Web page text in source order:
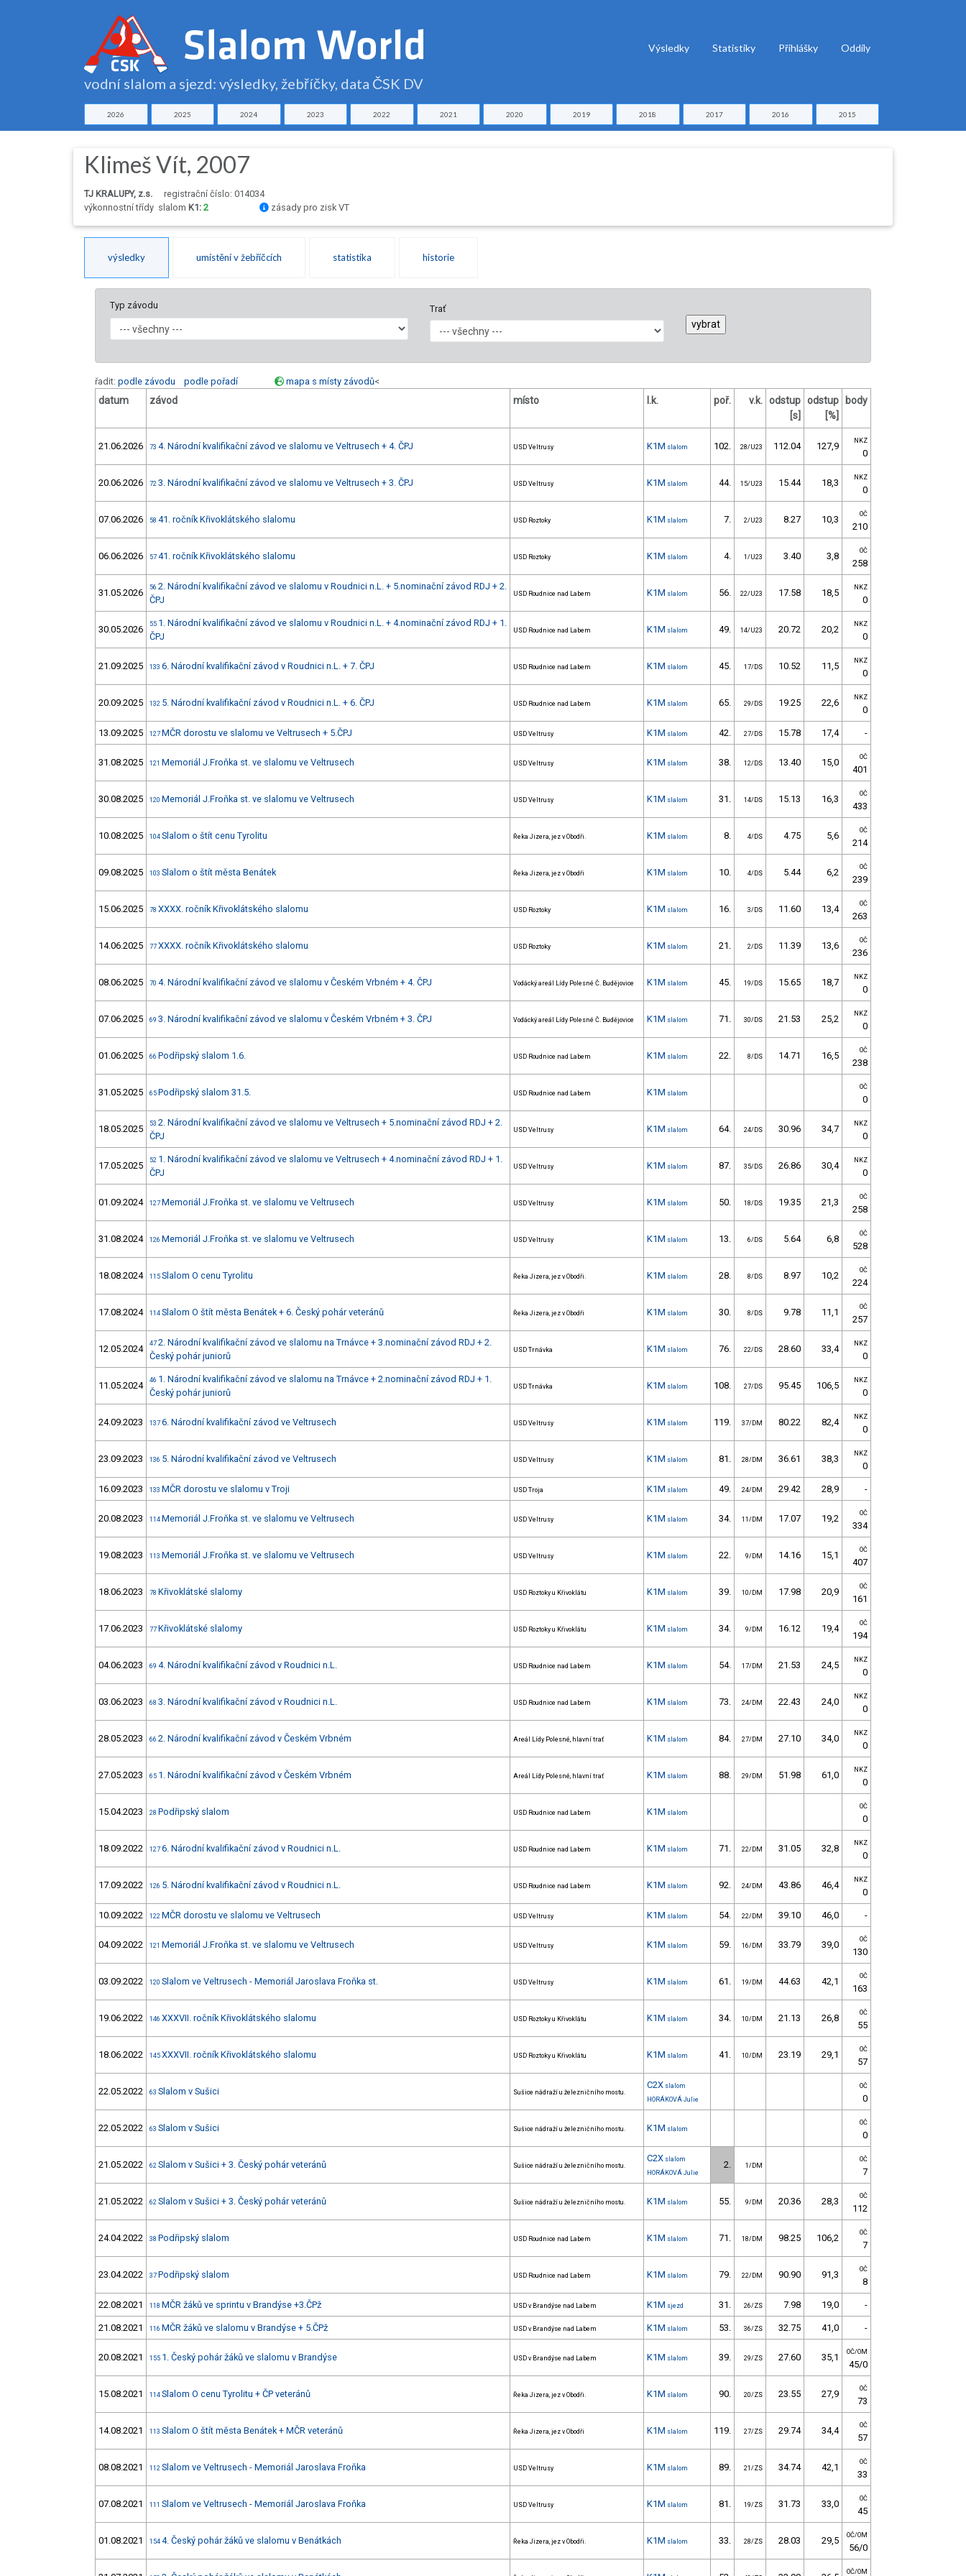
vodní slalom a sjezd: výsledky, žebříčky, data ČSK DV
Výsledky Statistiky Přihlášky Oddíly
2026 2025 2024 2023 2022 2021 2020 2019 2018 2017 2016 2015
Klimeš Vít, 2007
TJ KRALUPY, z.s.
registrační číslo: 014034
výkonnostní třídy slalom K1: 2 zásady pro zisk VT
výsledky umístění v žebříčcích statistika historie
Typ závodu Trať
řadit: podle závodu podle pořadí mapa s místy závodů<
datum závod místo l.k. poř. v.k. odstup
[s]
odstup
[%]
body
21.06.2026 73 4. Národní kvalifikační závod ve slalomu ve Veltrusech + 4. ČPJ USD Veltrusy K1M slalom 102. 28/U23 112.04 127,9 NKZ
0
20.06.2026 72 3. Národní kvalifikační závod ve slalomu ve Veltrusech + 3. ČPJ USD Veltrusy K1M slalom 44. 15/U23 15.44 18,3 NKZ
0
07.06.2026 58 41. ročník Křivoklátského slalomu USD Roztoky K1M slalom 7. 2/U23 8.27 10,3 OČ
210
06.06.2026 57 41. ročník Křivoklátského slalomu USD Roztoky K1M slalom 4. 1/U23 3.40 3,8 OČ
258
31.05.2026 56 2. Národní kvalifikační závod ve slalomu v Roudnici n.L. + 5.nominační závod RDJ + 2.
ČPJ
USD Roudnice nad Labem K1M slalom 56. 22/U23 17.58 18,5 NKZ
0
30.05.2026 55 1. Národní kvalifikační závod ve slalomu v Roudnici n.L. + 4.nominační závod RDJ + 1.
ČPJ
USD Roudnice nad Labem K1M slalom 49. 14/U23 20.72 20,2 NKZ
0
21.09.2025 133 6. Národní kvalifikační závod v Roudnici n.L. + 7. ČPJ USD Roudnice nad Labem K1M slalom 45. 17/DS 10.52 11,5 NKZ
0
20.09.2025 132 5. Národní kvalifikační závod v Roudnici n.L. + 6. ČPJ USD Roudnice nad Labem K1M slalom 65. 29/DS 19.25 22,6 NKZ
0
13.09.2025 127 MČR dorostu ve slalomu ve Veltrusech + 5.ČPJ USD Veltrusy K1M slalom 42. 27/DS 15.78 17,4 -
31.08.2025 121 Memoriál J.Froňka st. ve slalomu ve Veltrusech USD Veltrusy K1M slalom 38. 12/DS 13.40 15,0 OČ
401
30.08.2025 120 Memoriál J.Froňka st. ve slalomu ve Veltrusech USD Veltrusy K1M slalom 31. 14/DS 15.13 16,3 OČ
433
10.08.2025 104 Slalom o štít cenu Tyrolitu Řeka Jizera, jez v Obodři. K1M slalom 8. 4/DS 4.75 5,6 OČ
214
09.08.2025 103 Slalom o štít města Benátek Řeka Jizera, jez v Obodři K1M slalom 10. 4/DS 5.44 6,2 OČ
239
15.06.2025 78 XXXX. ročník Křivoklátského slalomu USD Roztoky K1M slalom 16. 3/DS 11.60 13,4 OČ
263
14.06.2025 77 XXXX. ročník Křivoklátského slalomu USD Roztoky K1M slalom 21. 2/DS 11.39 13,6 OČ
236
08.06.2025 70 4. Národní kvalifikační závod ve slalomu v Českém Vrbném + 4. ČPJ Vodácký areál Lídy Polesné Č. Budějovice K1M slalom 45. 19/DS 15.65 18,7 NKZ
0
07.06.2025 69 3. Národní kvalifikační závod ve slalomu v Českém Vrbném + 3. ČPJ Vodácký areál Lídy Polesné Č. Budějovice K1M slalom 71. 30/DS 21.53 25,2 NKZ
0
01.06.2025 66 Podřipský slalom 1.6. USD Roudnice nad Labem K1M slalom 22. 8/DS 14.71 16,5 OČ
238
31.05.2025 65 Podřipský slalom 31.5. USD Roudnice nad Labem K1M slalom
OČ
0
18.05.2025 53 2. Národní kvalifikační závod ve slalomu ve Veltrusech + 5.nominační závod RDJ + 2.
ČPJ
USD Veltrusy K1M slalom 64. 24/DS 30.96 34,7 NKZ
0
17.05.2025 52 1. Národní kvalifikační závod ve slalomu ve Veltrusech + 4.nominační závod RDJ + 1.
ČPJ
USD Veltrusy K1M slalom 87. 35/DS 26.86 30,4 NKZ
0
01.09.2024 127 Memoriál J.Froňka st. ve slalomu ve Veltrusech USD Veltrusy K1M slalom 50. 18/DS 19.35 21,3 OČ
258
31.08.2024 126 Memoriál J.Froňka st. ve slalomu ve Veltrusech USD Veltrusy K1M slalom 13. 6/DS 5.64 6,8 OČ
528
18.08.2024 115 Slalom O cenu Tyrolitu Řeka Jizera, jez v Obodři. K1M slalom 28. 8/DS 8.97 10,2 OČ
224
17.08.2024 114 Slalom O štít města Benátek + 6. Český pohár veteránů Řeka Jizera, jez v Obodři K1M slalom 30. 8/DS 9.78 11,1 OČ
257
12.05.2024 47 2. Národní kvalifikační závod ve slalomu na Trnávce + 3.nominační závod RDJ + 2.
Český pohár juniorů
USD Trnávka K1M slalom 76. 22/DS 28.60 33,4 NKZ
0
11.05.2024 46 1. Národní kvalifikační závod ve slalomu na Trnávce + 2.nominační závod RDJ + 1.
Český pohár juniorů
USD Trnávka K1M slalom 108. 27/DS 95.45 106,5 NKZ
0
24.09.2023 137 6. Národní kvalifikační závod ve Veltrusech USD Veltrusy K1M slalom 119. 37/DM 80.22 82,4 NKZ
0
23.09.2023 136 5. Národní kvalifikační závod ve Veltrusech USD Veltrusy K1M slalom 81. 28/DM 36.61 38,3 NKZ
0
16.09.2023 133 MČR dorostu ve slalomu v Troji USD Troja K1M slalom 49. 24/DM 29.42 28,9 -
20.08.2023 114 Memoriál J.Froňka st. ve slalomu ve Veltrusech USD Veltrusy K1M slalom 34. 11/DM 17.07 19,2 OČ
334
19.08.2023 113 Memoriál J.Froňka st. ve slalomu ve Veltrusech USD Veltrusy K1M slalom 22. 9/DM 14.16 15,1 OČ
407
18.06.2023 78 Křivoklátské slalomy USD Roztoky u Křivoklátu K1M slalom 39. 10/DM 17.98 20,9 OČ
161
17.06.2023 77 Křivoklátské slalomy USD Roztoky u Křivoklátu K1M slalom 34. 9/DM 16.12 19,4 OČ
194
04.06.2023 69 4. Národní kvalifikační závod v Roudnici n.L. USD Roudnice nad Labem K1M slalom 54. 17/DM 21.53 24,5 NKZ
0
03.06.2023 68 3. Národní kvalifikační závod v Roudnici n.L. USD Roudnice nad Labem K1M slalom 73. 24/DM 22.43 24,0 NKZ
0
28.05.2023 66 2. Národní kvalifikační závod v Českém Vrbném Areál Lídy Polesné, hlavní trať K1M slalom 84. 27/DM 27.10 34,0 NKZ
0
27.05.2023 65 1. Národní kvalifikační závod v Českém Vrbném Areál Lídy Polesné, hlavní trať K1M slalom 88. 29/DM 51.98 61,0 NKZ
0
15.04.2023 28 Podřipský slalom USD Roudnice nad Labem K1M slalom
OČ
0
18.09.2022 127 6. Národní kvalifikační závod v Roudnici n.L. USD Roudnice nad Labem K1M slalom 71. 22/DM 31.05 32,8 NKZ
0
17.09.2022 126 5. Národní kvalifikační závod v Roudnici n.L. USD Roudnice nad Labem K1M slalom 92. 24/DM 43.86 46,4 NKZ
0
10.09.2022 122 MČR dorostu ve slalomu ve Veltrusech USD Veltrusy K1M slalom 54. 22/DM 39.10 46,0 -
04.09.2022 121 Memoriál J.Froňka st. ve slalomu ve Veltrusech USD Veltrusy K1M slalom 59. 16/DM 33.79 39,0 OČ
130
03.09.2022 120 Slalom ve Veltrusech - Memoriál Jaroslava Froňka st. USD Veltrusy K1M slalom 61. 19/DM 44.63 42,1 OČ
163
19.06.2022 146 XXXVII. ročník Křivoklátského slalomu USD Roztoky u Křivoklátu K1M slalom 34. 10/DM 21.13 26,8 OČ
55
18.06.2022 145 XXXVII. ročník Křivoklátského slalomu USD Roztoky u Křivoklátu K1M slalom 41. 10/DM 23.19 29,1 OČ
57
22.05.2022 63 Slalom v Sušici Sušice nádraží u železničního mostu.
C2X slalom
HORÁKOVÁ Julie
OČ
0
22.05.2022 63 Slalom v Sušici Sušice nádraží u železničního mostu. K1M slalom
OČ
0
21.05.2022 62 Slalom v Sušici + 3. Český pohár veteránů Sušice nádraží u železničního mostu.
C2X slalom
HORÁKOVÁ Julie
2. 1/DM
OČ
7
21.05.2022 62 Slalom v Sušici + 3. Český pohár veteránů Sušice nádraží u železničního mostu. K1M slalom 55. 9/DM 20.36 28,3 OČ
112
24.04.2022 38 Podřipský slalom USD Roudnice nad Labem K1M slalom 71. 18/DM 98.25 106,2 OČ
7
23.04.2022 37 Podřipský slalom USD Roudnice nad Labem K1M slalom 79. 22/DM 90.90 91,3 OČ
8
22.08.2021 118 MČR žáků ve sprintu v Brandýse +3.ČPž USD v Brandýse nad Labem K1M sjezd 31. 26/ZS 7.98 19,0 -
21.08.2021 116 MČR žáků ve slalomu v Brandýse + 5.ČPž USD v Brandýse nad Labem K1M slalom 53. 36/ZS 32.75 41,0 -
20.08.2021 155 1. Český pohár žáků ve slalomu v Brandýse USD v Brandýse nad Labem K1M slalom 39. 29/ZS 27.60 35,1 OČ/OM
45/0
15.08.2021 114 Slalom O cenu Tyrolitu + ČP veteránů Řeka Jizera, jez v Obodři. K1M slalom 90. 20/ZS 23.55 27,9 OČ
73
14.08.2021 113 Slalom O štít města Benátek + MČR veteránů Řeka Jizera, jez v Obodři K1M slalom 119. 27/ZS 29.74 34,4 OČ
57
08.08.2021 112 Slalom ve Veltrusech - Memoriál Jaroslava Froňka USD Veltrusy K1M slalom 89. 21/ZS 34.74 42,1 OČ
33
07.08.2021 111 Slalom ve Veltrusech - Memoriál Jaroslava Froňka USD Veltrusy K1M slalom 81. 19/ZS 31.73 33,0 OČ
45
01.08.2021 154 4. Český pohár žáků ve slalomu v Benátkách Řeka Jizera, jez v Obodři. K1M slalom 33. 28/ZS 28.03 29,5 OČ/OM
56/0
OČ/OM